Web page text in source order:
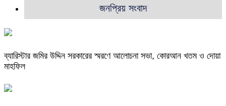
জনপ্রিয় সংবাদ
ব্যারিস্টার জমির উদ্দিন সরকারের স্মরণে আলোচনা সভা, কোরআন খতম ও দোয়া
মাহফিল